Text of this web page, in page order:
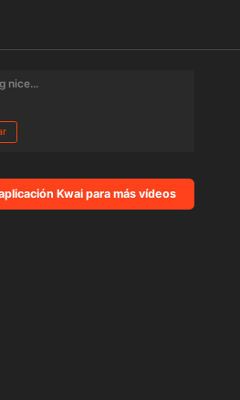
Kwai para más vídeos